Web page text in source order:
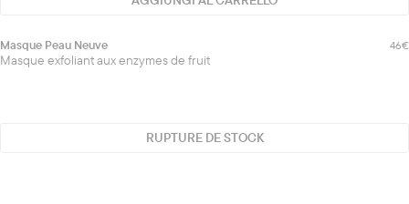
Esaurito
Masque
Peau
Masque Peau Neuve 46€
Masque exfoliant aux enzymes de fruit
RUPTURE DE STOCK